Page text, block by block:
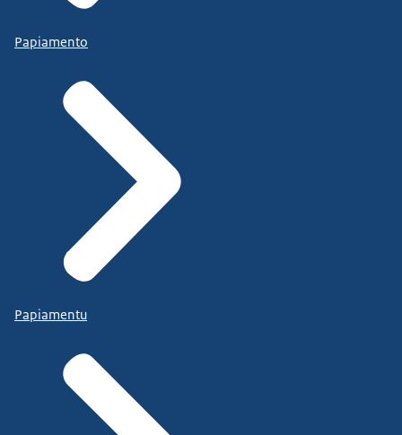
Papiamento
Papiamentu